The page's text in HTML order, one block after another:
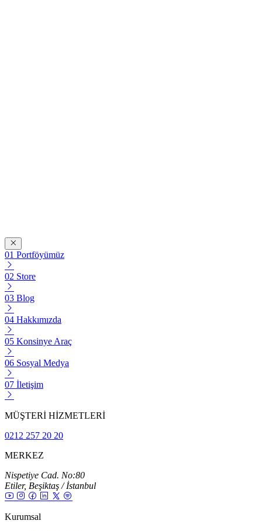
Portföyümüz
Store
Blog
Hakkımızda
Konsinye Araç
Sosyal Medya
İletişim
MÜŞTERİ HİZMETLERİ
0212 257 20 20
MERKEZ
Nispetiye Cad. No:80
Etiler, Beşiktaş / İstanbul
Kurumsal